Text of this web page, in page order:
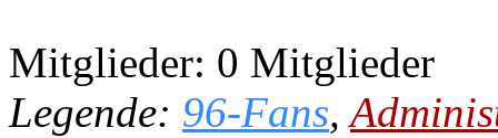
Mitglieder: 0 Mitglieder
Legende: 96-Fans,